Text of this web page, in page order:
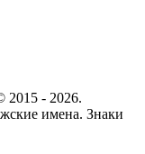
2015 - 2026.
имена. Знаки